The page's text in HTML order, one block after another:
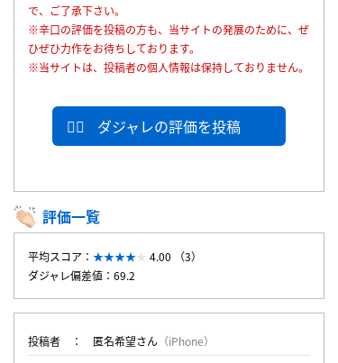
で、ご了承下さい。
※辛口の評価を投稿の方も、当サイトの発展のために、ぜ
ひぜひ力作をお待ちしております。
※当サイトは、投稿者の個人情報は保持しておりません。
ダジャレの評価を投稿
評価一覧
平均スコア：
4.00 （3）
ダジャレ偏差値：69.2
投稿者 匿名希望さん （iPhone）